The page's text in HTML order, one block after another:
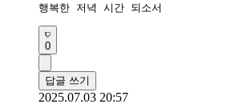
행복한 저녁 시간 되소서
0
답글 쓰기
2025.07.03 20:57